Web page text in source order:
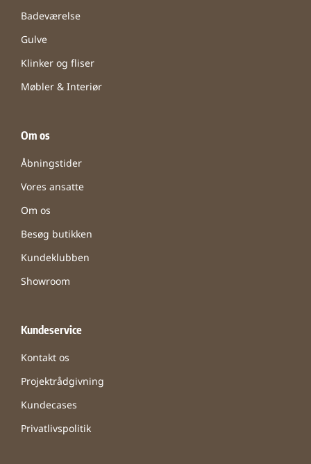
Badeværelse
Gulve
Klinker og fliser
Møbler & Interiør
Om os
Åbningstider
Vores ansatte
Om os
Besøg butikken
Kundeklubben
Showroom
Kundeservice
Kontakt os
Projektrådgivning
Kundecases
Privatlivspolitik